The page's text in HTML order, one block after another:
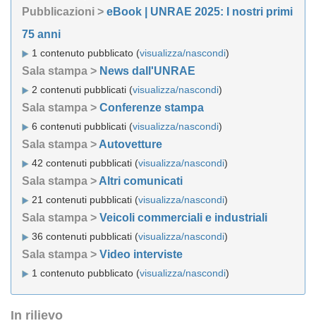
Pubblicazioni > eBook | UNRAE 2025: I nostri primi
75 anni
1 contenuto pubblicato (visualizza/nascondi)
Sala stampa > News dall'UNRAE
2 contenuti pubblicati (visualizza/nascondi)
Sala stampa > Conferenze stampa
6 contenuti pubblicati (visualizza/nascondi)
Sala stampa > Autovetture
42 contenuti pubblicati (visualizza/nascondi)
Sala stampa > Altri comunicati
21 contenuti pubblicati (visualizza/nascondi)
Sala stampa > Veicoli commerciali e industriali
36 contenuti pubblicati (visualizza/nascondi)
Sala stampa > Video interviste
1 contenuto pubblicato (visualizza/nascondi)
In rilievo